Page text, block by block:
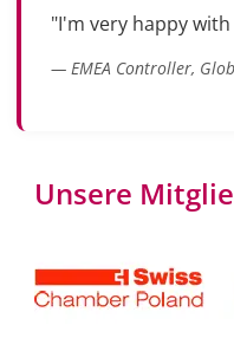
"I'm very happy
— EMEA Controller,
Unsere